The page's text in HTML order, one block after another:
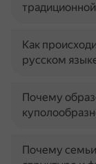
Как
русском
Почему
Почему